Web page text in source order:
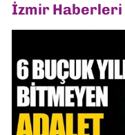
İzmir Haberleri